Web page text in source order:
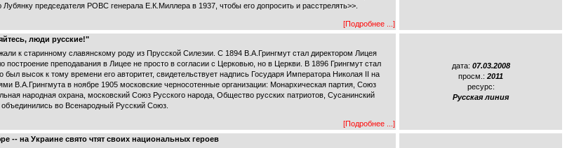
председателя РОВС генерала Е.К.Миллера в 1937, чтобы его допросить и расстрелять>>.
[Подробнее ...]
люди русские!"
к старинному славянскому роду из Прусской Силезии. С 1894 В.А.Грингмут стал директором Лицея
построение преподавания в Лицее не просто в согласии с Церковью, но в Церкви. В 1896 Грингмут стал
высок к тому времени его авторитет, свидетельствует надпись Государя Императора Николая II на
В.А.Грингмута в ноябре 1905 московские черносотенные организации: Монархическая партия, Союз
народная охрана, московский Союз Русского народа, Общество русских патриотов, Сусанинский
во Всенародный Русский Союз.
[Подробнее ...]
дата: 07.03.2008
просм.: 2011
ресурс:
Русская линия
-- на Украине свято чтят своих национальных героев